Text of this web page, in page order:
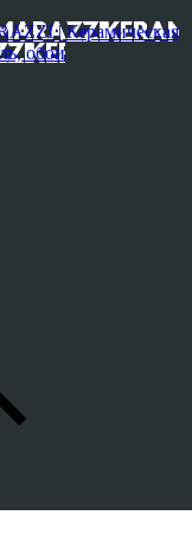
| Керамическая
обои